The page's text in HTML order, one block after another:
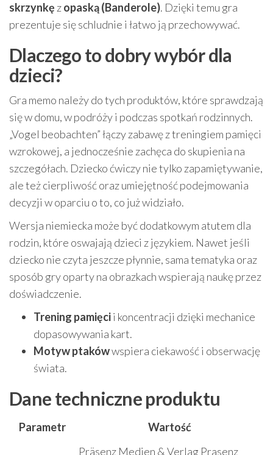
skrzynkę zopaską (Banderole). Dzięki temu gra
prezentuje się schludnie i łatwo ją przechowywać.
Dlaczego to dobry wybór dla
dzieci?
Gra memo należy do tych produktów, które sprawdzają
się w domu, w podróży i podczas spotkań rodzinnych.
„Vogel beobachten” łączy zabawę z treningiem pamięci
wzrokowej, a jednocześnie zachęca do skupienia na
szczegółach. Dziecko ćwiczy nie tylko zapamiętywanie,
ale też cierpliwość oraz umiejętność podejmowania
decyzji w oparciu o to, co już widziało.
Wersja niemiecka może być dodatkowym atutem dla
rodzin, które oswajają dzieci z językiem. Nawet jeśli
dziecko nie czyta jeszcze płynnie, sama tematyka oraz
sposób gry oparty na obrazkach wspierają naukę przez
doświadczenie.
Trening pamięcii koncentracji dzięki mechanice
dopasowywania kart.
Motyw ptakówwspiera ciekawość i obserwację
świata.
Dane techniczne produktu
Parametr Wartość
Präsenz Medien & Verlag Prasenz